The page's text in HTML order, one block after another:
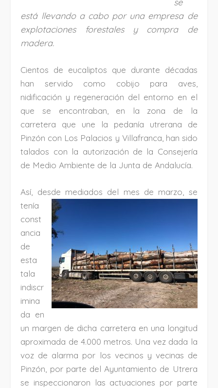
está llevando a cabo por una empresa de
explotaciones forestales y compra de
madera.
Cientos de eucaliptos que durante décadas
han servido como cobijo para aves,
nidificación y regeneración del entorno en el
que se encontraban, en la zona de la
carretera que une la pedanía utrerana de
Pinzón con Los Palacios y Villafranca, han sido
talados con la autorización de la Consejería
de Medio Ambiente de la Junta de Andalucía.
Así, desde mediados del mes de marzo, se
tenía
const
ancia
de
esta
tala
indiscr
imina
da en
un margen de dicha carretera en una longitud
aproximada de 4.000 metros. Una vez dada la
voz de alarma por los vecinos y vecinas de
Pinzón, por parte del Ayuntamiento de Utrera
se inspeccionaron las actuaciones por parte